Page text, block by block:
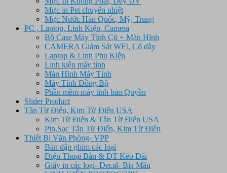
Mực in Pet chuyển nhiệt
Mực Nước Hàn Quốc, Mỹ, Trung
PC , Laptop, Linh Kiện, Camera
Bộ Case Máy Tính Cũ + Màn Hình
CAMERA Giám Sát WFI, Có dây
Laptop & Linh Phụ Kiện
Linh kiện máy tính
Màn Hình Máy Tính
Máy Tính Đồng Bộ
Phần mềm máy tính bản Quyền
Slider Product
Tân Từ Điển, Kim Từ Điển USA
Kim Từ Điên & Tân Từ Điển USA
Pin,Sạc Tân Từ Điển, Kim Từ Điển
Thiết Bị Văn Phòng- VPP
Bàn dập ghim các loại
Điện Thoại Bàn & ĐT Kéo Dài
Giấy in các loại- Decal- Bìa Mầu